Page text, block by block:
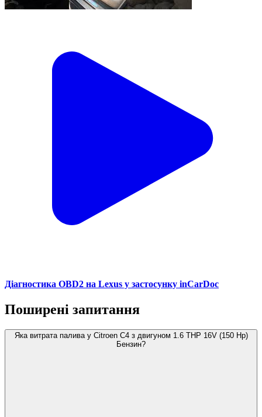
Діагностика OBD2 на Lexus у застосунку inCarDoc
Поширені запитання
Яка витрата палива у Citroen C4 з двигуном 1.6 THP 16V (150 Hp)
Бензин?